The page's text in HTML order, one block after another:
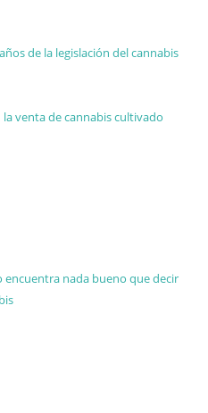
de la legislación del cannabis
venta de cannabis cultivado
encuentra nada bueno que decir